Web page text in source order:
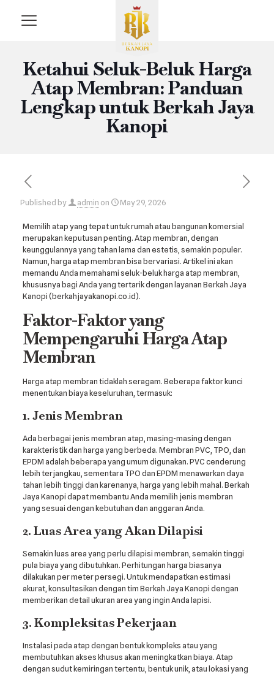
Ketahui Seluk-Beluk Harga
Atap Membran: Panduan
Lengkap untuk Berkah Jaya
Kanopi
Published by admin on May 29, 2026
Memilih atap yang tepat untuk rumah atau bangunan komersial
merupakan keputusan penting. Atap membran, dengan
keunggulannya yang tahan lama dan estetis, semakin populer.
Namun, harga atap membran bisa bervariasi. Artikel ini akan
memandu Anda memahami seluk-beluk harga atap membran,
khususnya bagi Anda yang tertarik dengan layanan Berkah Jaya
Kanopi (berkahjayakanopi.co.id).
Faktor-Faktor yang
Mempengaruhi Harga Atap
Membran
Harga atap membran tidaklah seragam. Beberapa faktor kunci
menentukan biaya keseluruhan, termasuk:
1. Jenis Membran
Ada berbagai jenis membran atap, masing-masing dengan
karakteristik dan harga yang berbeda. Membran PVC, TPO, dan
EPDM adalah beberapa yang umum digunakan. PVC cenderung
lebih terjangkau, sementara TPO dan EPDM menawarkan daya
tahan lebih tinggi dan karenanya, harga yang lebih mahal. Berkah
Jaya Kanopi dapat membantu Anda memilih jenis membran
yang sesuai dengan kebutuhan dan anggaran Anda.
2. Luas Area yang Akan Dilapisi
Semakin luas area yang perlu dilapisi membran, semakin tinggi
pula biaya yang dibutuhkan. Perhitungan harga biasanya
dilakukan per meter persegi. Untuk mendapatkan estimasi
akurat, konsultasikan dengan tim Berkah Jaya Kanopi dengan
memberikan detail ukuran area yang ingin Anda lapisi.
3. Kompleksitas Pekerjaan
Instalasi pada atap dengan bentuk kompleks atau yang
membutuhkan akses khusus akan meningkatkan biaya. Atap
dengan sudut kemiringan tertentu, bentuk unik, atau lokasi yang